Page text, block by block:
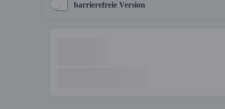
barrierefreie Version